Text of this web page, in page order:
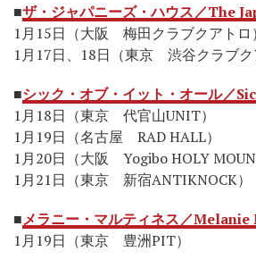
■ザ・ジャパニーズ・ハウス／The
1月15日（大阪 梅田クラブクアトロ）
1月17日、18日（東京 渋谷クラブク
■シック・オブ・イット・オール／
1月18日（東京 代官山UNIT）
1月19日（名古屋 RAD HALL）
1月20日（大阪 Yogibo HOLY
1月21日（東京 新宿ANTIKNOCK）
■メラニー・マルティネス／
1月19日（東京 豊洲PIT）